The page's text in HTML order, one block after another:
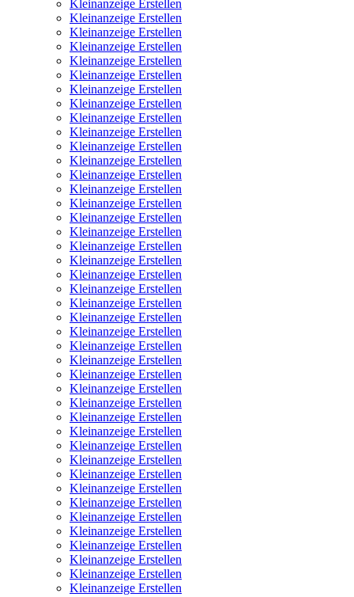
Kleinanzeige Erstellen
Kleinanzeige Erstellen
Kleinanzeige Erstellen
Kleinanzeige Erstellen
Kleinanzeige Erstellen
Kleinanzeige Erstellen
Kleinanzeige Erstellen
Kleinanzeige Erstellen
Kleinanzeige Erstellen
Kleinanzeige Erstellen
Kleinanzeige Erstellen
Kleinanzeige Erstellen
Kleinanzeige Erstellen
Kleinanzeige Erstellen
Kleinanzeige Erstellen
Kleinanzeige Erstellen
Kleinanzeige Erstellen
Kleinanzeige Erstellen
Kleinanzeige Erstellen
Kleinanzeige Erstellen
Kleinanzeige Erstellen
Kleinanzeige Erstellen
Kleinanzeige Erstellen
Kleinanzeige Erstellen
Kleinanzeige Erstellen
Kleinanzeige Erstellen
Kleinanzeige Erstellen
Kleinanzeige Erstellen
Kleinanzeige Erstellen
Kleinanzeige Erstellen
Kleinanzeige Erstellen
Kleinanzeige Erstellen
Kleinanzeige Erstellen
Kleinanzeige Erstellen
Kleinanzeige Erstellen
Kleinanzeige Erstellen
Kleinanzeige Erstellen
Kleinanzeige Erstellen
Kleinanzeige Erstellen
Kleinanzeige Erstellen
Kleinanzeige Erstellen
Kleinanzeige Erstellen